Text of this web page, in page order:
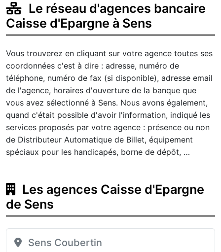
Le réseau d'agences bancaire
Caisse d'Epargne à Sens
Vous trouverez en cliquant sur votre agence toutes ses
coordonnées c'est à dire : adresse, numéro de
téléphone, numéro de fax (si disponible), adresse email
de l'agence, horaires d'ouverture de la banque que
vous avez sélectionné à Sens. Nous avons également,
quand c'était possible d'avoir l'information, indiqué les
services proposés par votre agence : présence ou non
de Distributeur Automatique de Billet, équipement
spéciaux pour les handicapés, borne de dépôt, …
Les agences Caisse d'Epargne
de Sens
Sens Coubertin